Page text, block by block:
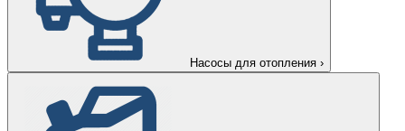
Насосы для отопления ›